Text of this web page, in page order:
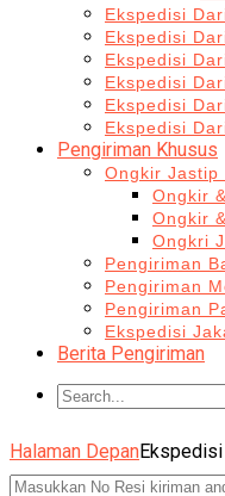
Ekspedisi
Ekspedisi
Ekspedisi
Ekspedisi
Ekspedisi
Ekspedisi
Pengiriman Khusus
Ongkir Jastip
Ongkir
Ongkir
Ongkri
Pengiriman
Pengiriman
Pengiriman
Ekspedisi
Berita Pengiriman
Halaman DepanEkspedisi